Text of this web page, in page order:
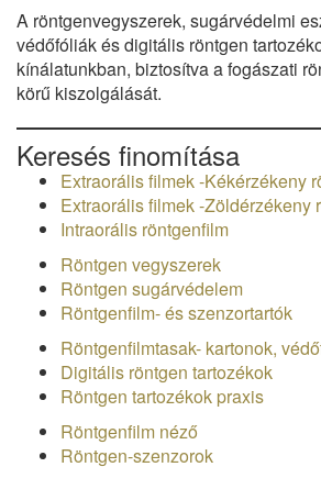
A röntgenvegyszerek, sugárvédelmi
védőfóliák és digitális röntgen
kínálatunkban, biztosítva a fogászati
körű kiszolgálását.
Keresés finomítása
Extraorális filmek -Kékérzékeny
Extraorális filmek -Zöldérzékeny
Intraorális röntgenfilm
Röntgen vegyszerek
Röntgen sugárvédelem
Röntgenfilm- és szenzortartók
Röntgenfilmtasak- kartonok,
Digitális röntgen tartozékok
Röntgen tartozékok praxis
Röntgenfilm néző
Röntgen-szenzorok